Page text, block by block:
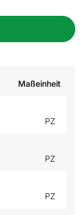
Maßeinheit
PZ
PZ
PZ